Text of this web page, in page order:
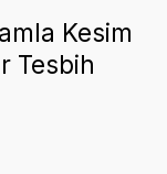
Kesim
Tesbih